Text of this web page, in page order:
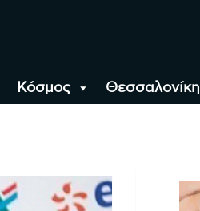
Κόσμος Θεσσαλονίκη